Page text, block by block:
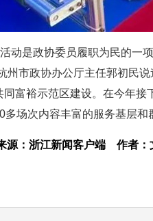
动是政协委员履职为民的一
州市政协办公厅主任郭初民
富裕示范区建设。在今年
场次内容丰富的服务基层和
源：浙江新闻客户端 作者：